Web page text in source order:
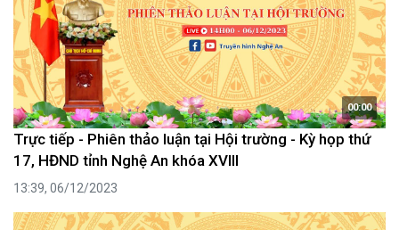
00:00
Trực tiếp - Phiên thảo luận tại Hội trường - Kỳ họp thứ
17, HĐND tỉnh Nghệ An khóa XVIII
13:39, 06/12/2023